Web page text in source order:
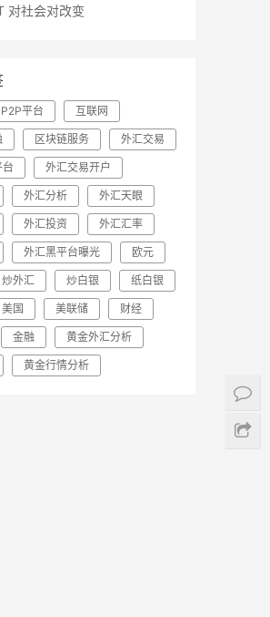
对社会对改变
P2P平台 互联网
区块链服务 外汇交易
外汇交易开户
外汇分析 外汇天眼
外汇投资 外汇汇率
外汇黑平台曝光 欧元
炒外汇 炒白银 纸白银
美国 美联储 财经
金融 黄金外汇分析
黄金行情分析